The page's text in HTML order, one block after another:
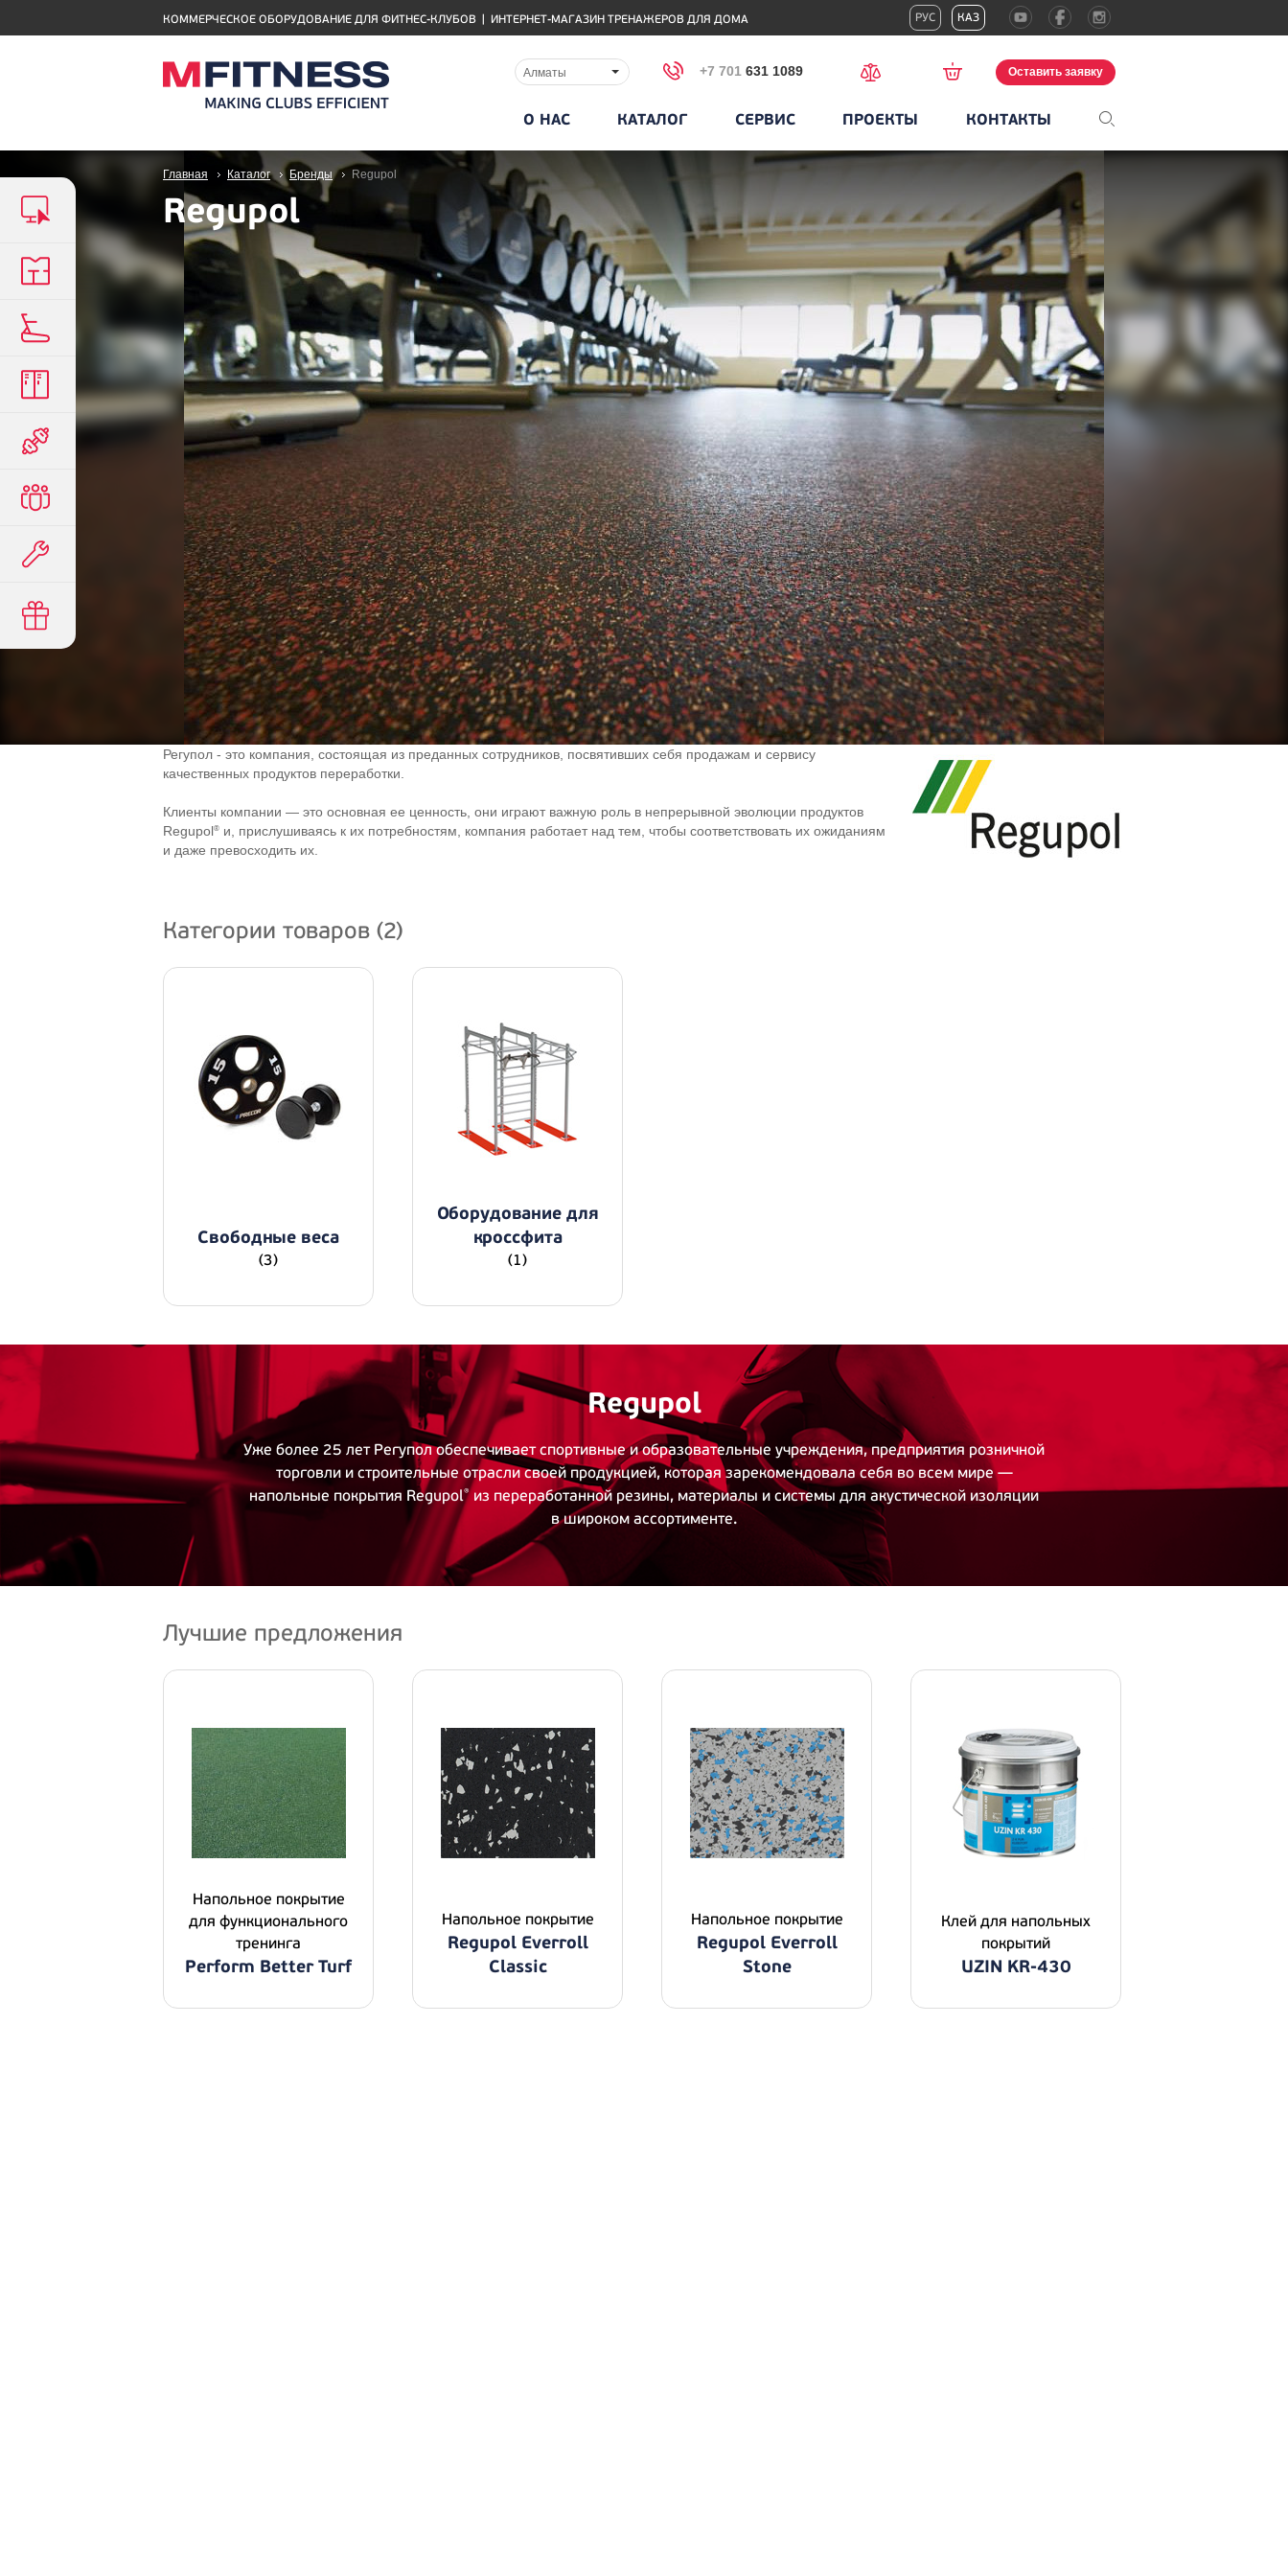
КОММЕРЧЕСКОЕ ОБОРУДОВАНИЕ ДЛЯ ФИТНЕС-КЛУБОВ ИНТЕРНЕТ-МАГАЗИН ТРЕНАЖЕРОВ ДЛЯ ДОМА РУС КАЗ
Алматы +7 701 631 1089 Оставить заявку
О НАС КАТАЛОГ СЕРВИС ПРОЕКТЫ КОНТАКТЫ
Главная Каталог Бренды Regupol
Regupol
Регупол - это компания, состоящая из преданных сотрудников, посвятивших себя продажам и сервису
качественных продуктов переработки.
Клиенты компании — это основная ее ценность, они играют важную роль в непрерывной эволюции продуктов
Regupol® и, прислушиваясь к их потребностям, компания работает над тем, чтобы соответствовать их ожиданиям
и даже превосходить их.
Категории товаров (2)
Свободные веса
(3)
Оборудование для
кроссфита
(1)
Regupol
Уже более 25 лет Регупол обеспечивает спортивные и образовательные учреждения, предприятия розничной
торговли и строительные отрасли своей продукцией, которая зарекомендовала себя во всем мире —
напольные покрытия Regupol®из переработанной резины, материалы и системы для акустической изоляции
в широком ассортименте.
Лучшие предложения
Напольное покрытие
для функционального
тренинга
Perform Better Turf
Напольное покрытие
Regupol Everroll
Classic
Напольное покрытие
Regupol Everroll
Stone
Клей для напольных
покрытий
UZIN KR-430